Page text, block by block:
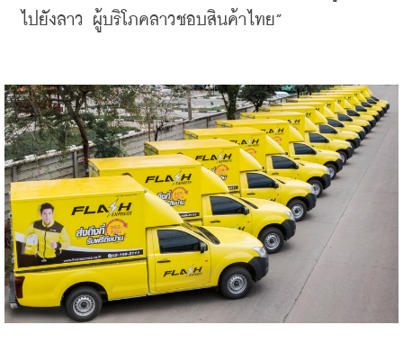
ไปยังลาว ผู้บริโภคลาวชอบสินค้าไทย”